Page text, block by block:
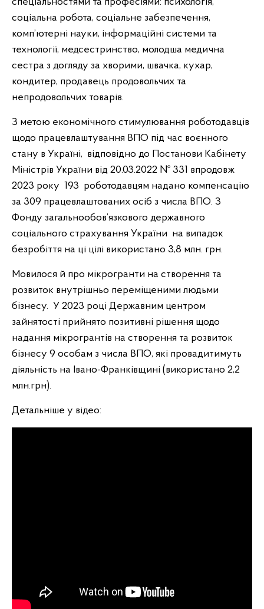
соціальна робота, соціальне забезпечення,
комп’ютерні науки, інформаційні системи та
технології, медсестринство, молодша медична
сестра з догляду за хворими, швачка, кухар,
кондитер, продавець продовольчих та
непродовольчих товарів.
З метою економічного стимулювання роботодавців
щодо працевлаштування ВПО під час воєнного
стану в Україні, відповідно до Постанови Кабінету
Міністрів України від 20.03.2022 № 331 впродовж
2023 року 193 роботодавцям надано компенсацію
за 309 працевлаштованих осіб з числа ВПО. З
Фонду загальнообов’язкового державного
соціального страхування України на випадок
безробіття на ці цілі використано 3,8 млн. грн.
Мовилося й про мікрогранти на створення та
розвиток внутрішньо переміщеними людьми
бізнесу. У 2023 році Державним центром
зайнятості прийнято позитивні рішення щодо
надання мікрогрантів на створення та розвиток
бізнесу 9 особам з числа ВПО, які провадитимуть
діяльність на Івано-Франківщині (використано 2,2
млн.грн).
Детальніше у відео: